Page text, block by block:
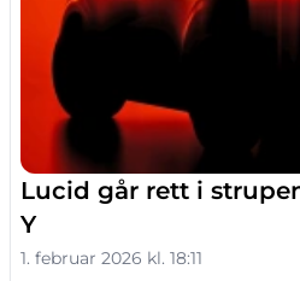
Lucid går rett i
Y
1. februar 2026 kl. 18:11